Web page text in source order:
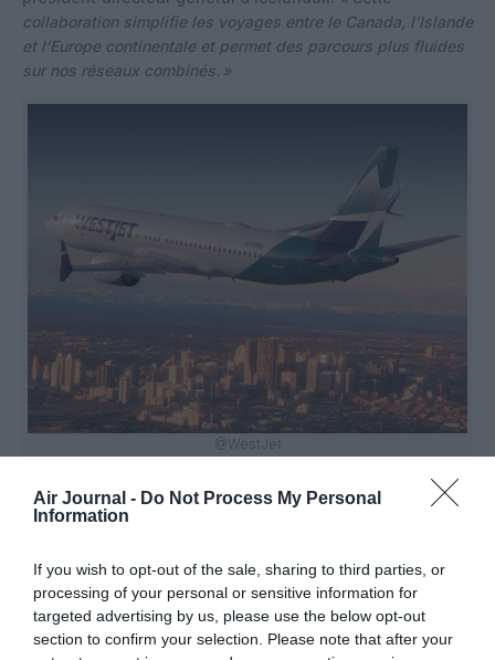
Air Journal - Do Not Process My Personal
Information
If you wish to opt-out of the sale, sharing to third parties, or
processing of your personal or sensitive information for
targeted advertising by us, please use the below opt-out
section to confirm your selection. Please note that after your
collaboration simplifie les voyages entre le Canada, l’Islande
et l’Europe continentale et permet des parcours plus fluides
sur nos réseaux combinés. »
@WestJet
Vous avez apprécié l’article ?
Soutenez-nous, faites un don !